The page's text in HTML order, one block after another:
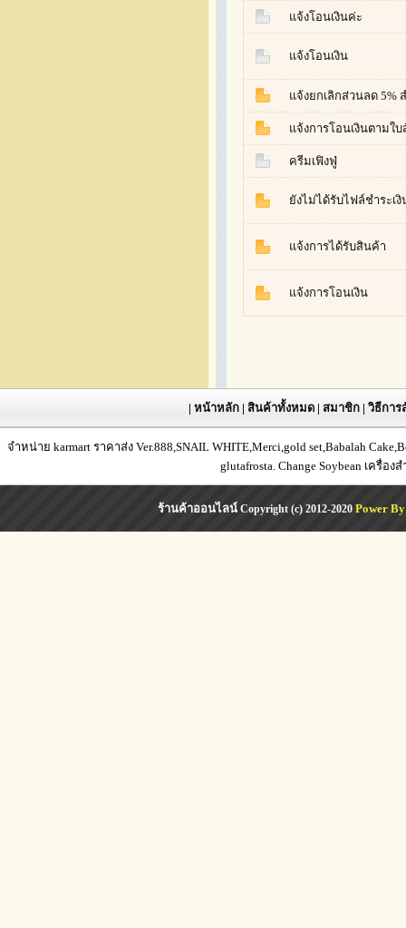
แจ้งโอนเงินค่ะ
แจ้งโอนเงิน
แจ้งยกเลิกส่วนลด
แจ้งการโอนเงินตามใบ
ครีมเฟิงฟู่
ยังไม่ได้รับไฟล์ชำระเงิ
แจ้งการได้รับสินค้า
แจ้งการโอนเงิน
|หน้าหลัก |สินค้าทั้งหมด |สมาชิก |วิธีกา
จำหน่าย karmart ราคาส่ง Ver.888,SNAIL WHITE,Merci,gold set,Babalah
glutafrosta. Change Soybean เครื่
ร้านค้าออนไลน์ Copyright (c) 2012-2020Power